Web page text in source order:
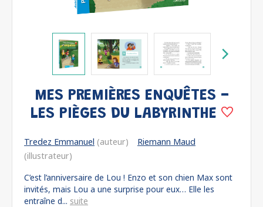
MES PREMIÈRES ENQUÊTES -
LES PIÈGES DU LABYRINTHE
Tredez Emmanuel (auteur)
Riemann Maud
(illustrateur)
C’est l’anniversaire de Lou ! Enzo et son chien Max sont
invités, mais Lou a une surprise pour eux… Elle les
entraîne d... suite